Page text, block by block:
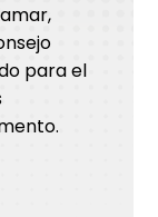
para el